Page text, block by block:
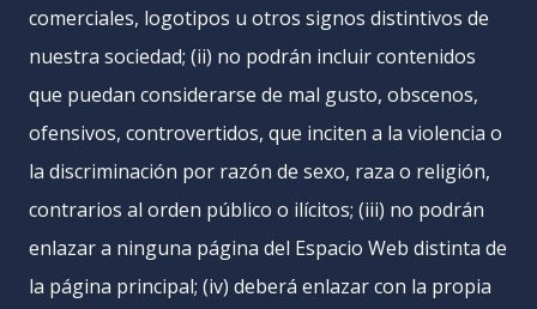
comerciales, logotipos u otros signos distintivos de
nuestra sociedad; (ii) no podrán incluir contenidos
que puedan considerarse de mal gusto, obscenos,
ofensivos, controvertidos, que inciten a la violencia o
la discriminación por razón de sexo, raza o religión,
contrarios al orden público o ilícitos; (iii) no podrán
enlazar a ninguna página del Espacio Web distinta de
la página principal; (iv) deberá enlazar con la propia